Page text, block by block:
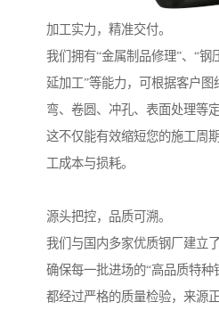
加工实力，精准交付。
我们拥有“金属制品修理”、“钢
延加工”等能力，可根据客户
弯、卷圆、冲孔、表面处理等
这不仅能有效缩短您的施工周
工成本与损耗。
源头把控，品质可溯。
我们与国内多家优质钢厂建立
确保每一批进场的“高品质特种
都经过严格的质量检验，来源